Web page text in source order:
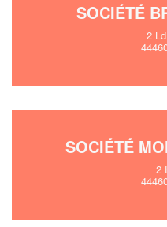
SOCIÉTÉ
2
SOCIÉTÉ
2